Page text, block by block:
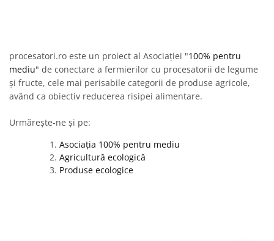
procesatori.ro este un proiect al Asociației "100% pentru
mediu" de conectare a fermierilor cu procesatorii de legume
și fructe, cele mai perisabile categorii de produse agricole,
având ca obiectiv reducerea risipei alimentare.
Urmărește-ne și pe:
Asociația 100% pentru mediu
Agricultură ecologică
Produse ecologice